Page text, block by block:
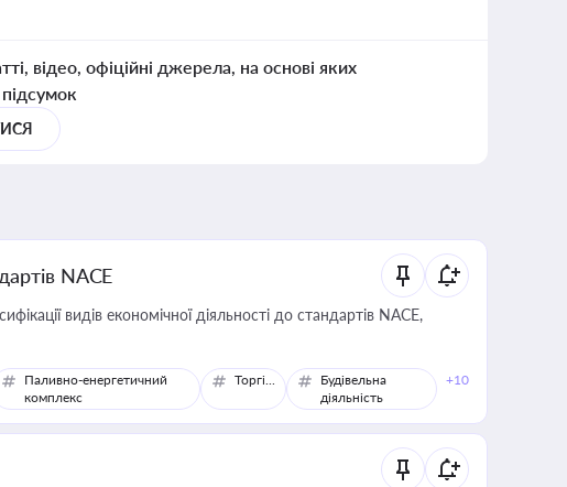
відео, офіційні джерела, на основі яких
NACE
видів економічної діяльності до стандартів NACE,
Паливно-енергетичний
комплекс
Торгівля
Будівельна
діяльність
+10